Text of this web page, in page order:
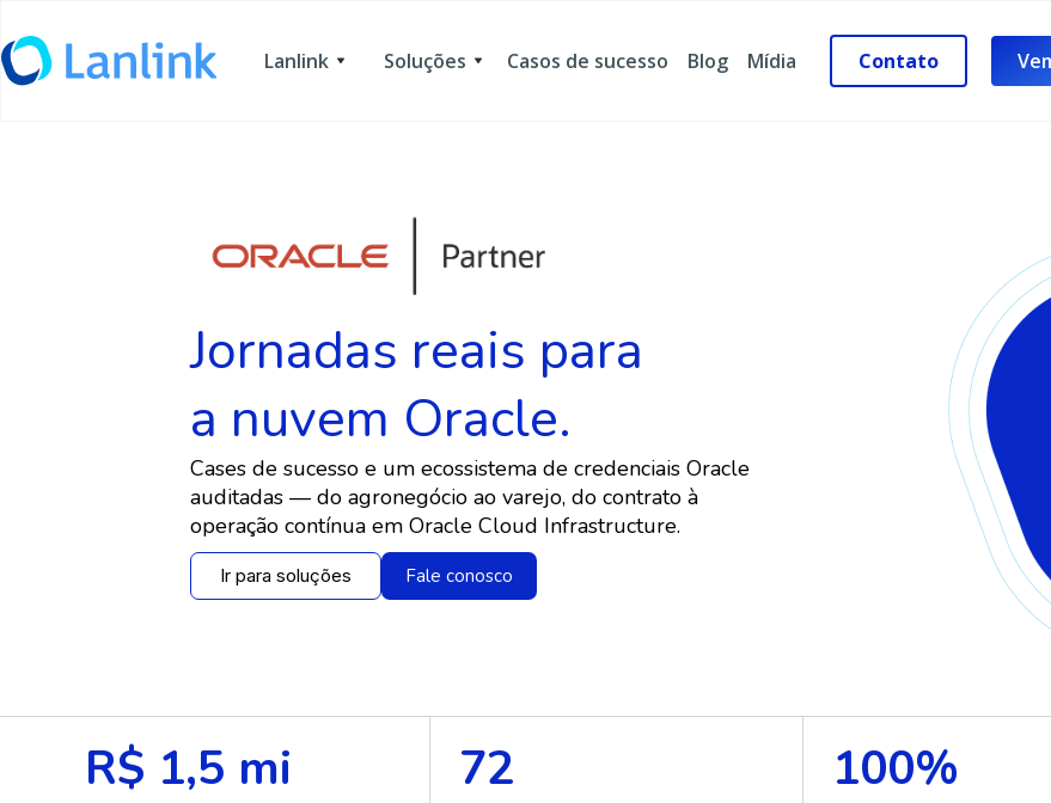
Lanlink Soluções Casos de sucesso Blog Mídia Contato
Jornadas reais para
a nuvem Oracle.
Cases de sucesso e um ecossistema de credenciais Oracle
auditadas — do agronegócio ao varejo, do contrato à
operação contínua em Oracle Cloud Infrastructure.
Ir para soluções Fale conosco
R$ 1,5 mi 72 100%